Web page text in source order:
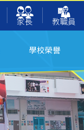
家長 教職員
學校榮譽